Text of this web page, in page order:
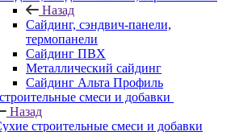
Назад
Cайдинг, сэндвич-панели,
термопанели
Сайдинг ПВХ
Металлический сайдинг
Сайдинг Альта Профиль
смеси и добавки
Назад
строительные смеси и добавки